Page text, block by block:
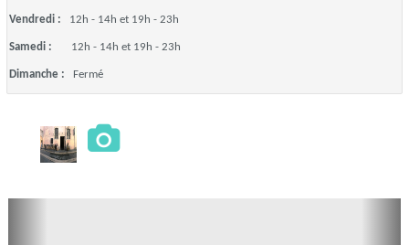
Vendredi : 12h - 14h et 19h - 23h
Samedi : 12h - 14h et 19h - 23h
Dimanche : Fermé